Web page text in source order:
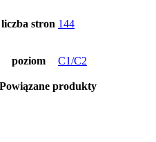
liczba stron 144
poziom C1/C2
Powiązane produkty